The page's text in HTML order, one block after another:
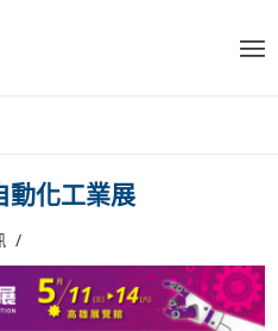
動化工業展
/